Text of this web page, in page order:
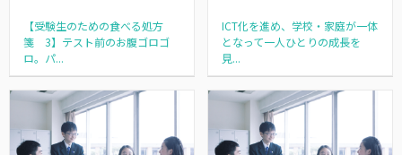
【受験生のための食べる処方
箋 3】テスト前のお腹ゴロゴ
ロ。パ...
ICT化を進め、学校・家庭が一体
となって一人ひとりの成長を
見...